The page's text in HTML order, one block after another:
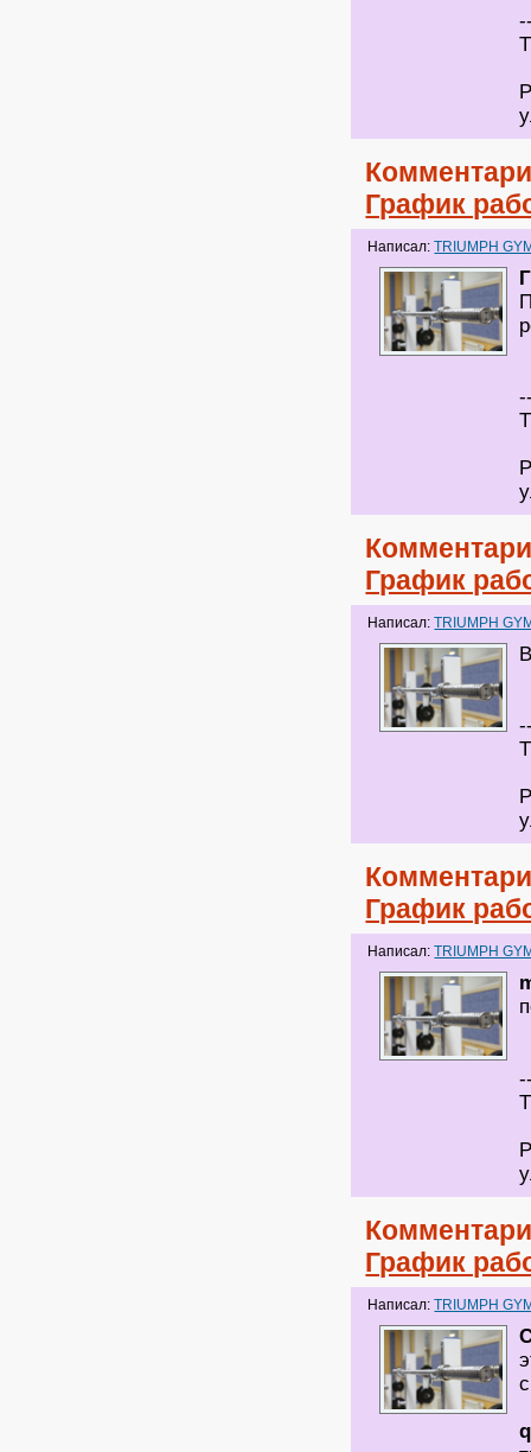
График
Написал:TRIUMPH
График
Написал:TRIUMPH
График
Написал:TRIUMPH
График
Написал:TRIUMPH